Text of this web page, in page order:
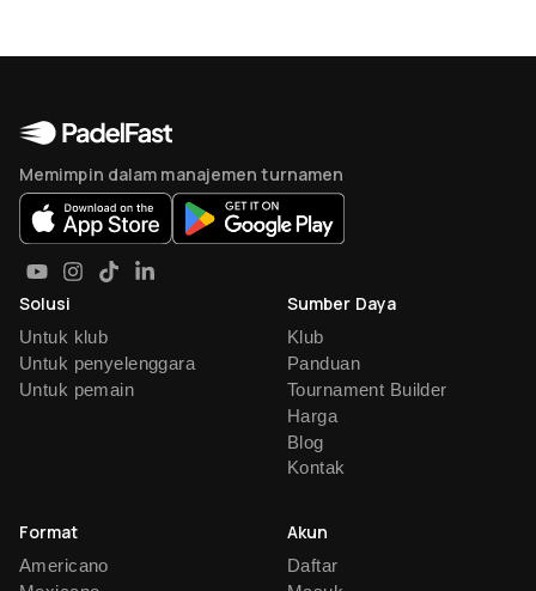
Memimpin dalam manajemen turnamen
Solusi
Untuk klub
Untuk penyelenggara
Untuk pemain
Sumber Daya
Klub
Panduan
Tournament Builder
Harga
Blog
Kontak
Format
Americano
Akun
Daftar